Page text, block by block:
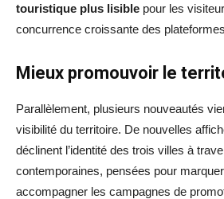
touristique plus lisible pour les
concurrence croissante des
Mieux promouvoir le
Parallèlement, plusieurs nouveautés
visibilité du territoire. De nouvelles
déclinent l’identité des trois villes à
contemporaines, pensées pour
accompagner les campagnes de